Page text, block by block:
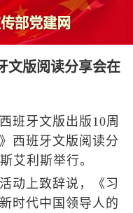
文版阅读分享会在
牙文版出版10周
西班牙文版阅读分
艾利斯举行。
上致辞说，《习
时代中国领导人的